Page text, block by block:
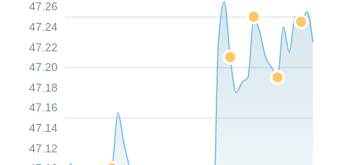
47.12
47.14
47.16
47.18
47.20
47.22
47.24
47.26